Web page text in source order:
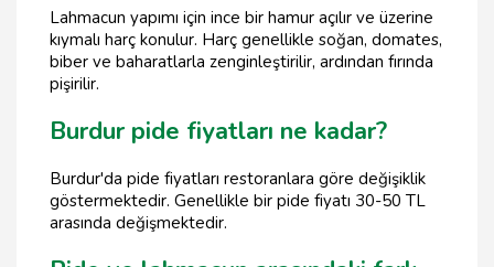
Lahmacun yapımı için ince bir hamur açılır ve üzerine
kıymalı harç konulur. Harç genellikle soğan, domates,
biber ve baharatlarla zenginleştirilir, ardından fırında
pişirilir.
Burdur pide fiyatları ne kadar?
Burdur'da pide fiyatları restoranlara göre değişiklik
göstermektedir. Genellikle bir pide fiyatı 30-50 TL
arasında değişmektedir.